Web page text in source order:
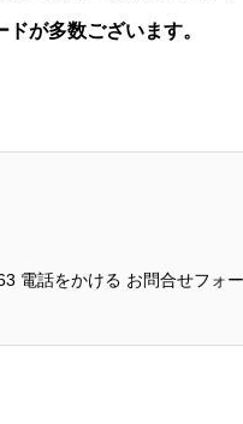
が多数ございます。